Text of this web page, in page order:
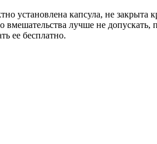
капсула, не закрыта
вмешательства лучше не
ее бесплатно.